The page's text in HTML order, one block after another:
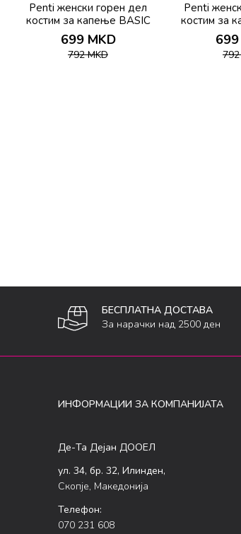
Penti женски горeн дел
костим за капење BASIC
MINI TRIANGLE TOP
699 MKD
792MKD
Penti
костим за
MINI699
БЕСПЛАТНА ДОСТАВА
За нарачки над 2500 ден
ИНФОРМАЦИИ ЗА КОМПАНИЈАТА
Де-Та Дејан ДООЕЛ
ул. 34, бр. 32, Илинден,
Скопје, Македонија
Телефон:
070 231 608